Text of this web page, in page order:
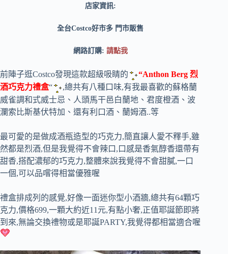
店家資訊:
全台Costco好市多 門市販售
網路訂購: 請點我
前陣子逛Costco發現這款超級吸睛的
“Anthon Berg 烈
酒巧克力禮盒“
,總共有八種口味,有我最喜歡的蘇格蘭
威雀調和式威士忌、人頭馬干邑白蘭地、君度橙酒、波
瀾索比斯基伏特加、還有利口酒、蘭姆酒..等
最可愛的是做成酒瓶造型的巧克力,簡直讓人愛不釋手,雖
然都是烈酒,但是我覺得不會辣口,口感是香氣醇香還帶有
甜香,搭配濃郁的巧克力,整體來說我覺得不會甜膩,一口
一個,可以品嚐得相當優雅喔
禮盒排成列的感覺,好像一面迷你型小酒牆,總共有64顆巧
克力,價格699,一顆大約近11元,有點小奢,正值耶誕節即將
到來,無論交換禮物或是耶誕PARTY,我覺得都相當適合喔